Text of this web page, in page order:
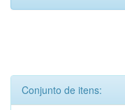
Conjunto de itens: